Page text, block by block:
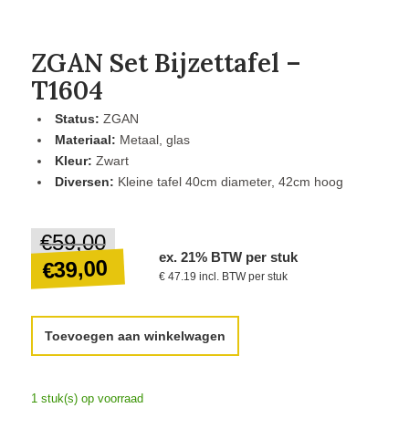
ZGAN Set Bijzettafel –
T1604
Status: ZGAN
Materiaal: Metaal, glas
Kleur: Zwart
Diversen: Kleine tafel 40cm diameter, 42cm hoog
€59,00
prijs
was:
€39,00
Huidige
prijs
is:
ex. 21% BTW per stuk
€ 47.19 incl. BTW per stuk
Toevoegen aan winkelwagen
1 stuk(s) op voorraad